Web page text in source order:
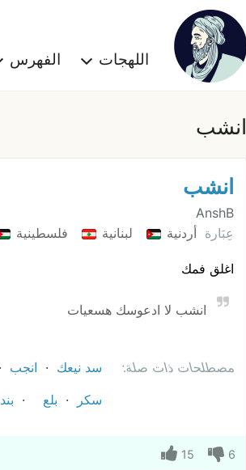
اللهجات الفهرس
انشب
انشب
AnshB
عِبَارة أردنية لبنانية فلسطينية
اغلق فمك
انشب لا ادعوسك هسعيات
مصطلحات ذات صلة: سد نيعك انجب
سكر
بلع بند
6
15